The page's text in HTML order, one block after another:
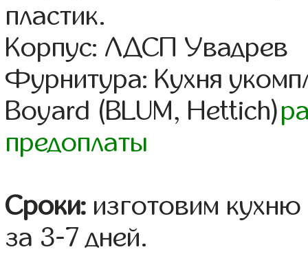
пластик.
Корпус: ЛДСП Увадрев
Фурнитура: Кухня
Boyard (BLUM, Hettich)
предоплаты
Сроки: изготовим
за 3-7 дней.